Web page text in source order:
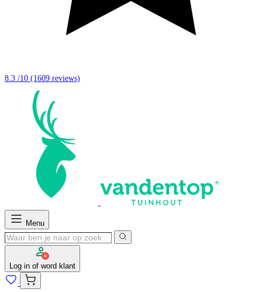
8.3 /10 (1609 reviews)
Menu
Log in of word klant